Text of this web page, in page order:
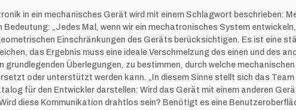
in ein mechanisches Gerät wird mit einem Schlagwort beschrieben:
„Jedes Mal, wenn wir ein mechatronisches System
Einschränkungen des Geräts berücksichtigen. Es ist eine
das Ergebnis muss eine ideale Verschmelzung des einen und des
grundlegenden Überlegungen, zu bestimmen, durch welche
oder unterstützt werden kann. „In diesem Sinne stellt sich das Team
für den Entwickler darstellen: Wird das Gerät mit einem anderen
diese Kommunikation drahtlos sein? Benötigt es eine